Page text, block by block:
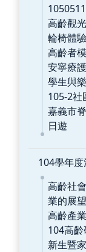
高齡觀
輪椅體驗
高齡者
安寧療
學生與
105-2社
嘉義市
日遊
104學年度
高齡社
業的展
高齡產
104高
新生暨